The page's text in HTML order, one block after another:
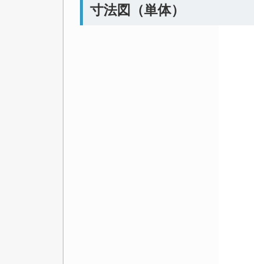
寸法図（単体）